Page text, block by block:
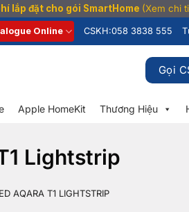
lắp đặt cho gói SmartHome (Xem chi
Online CSKH:058 3838 555
Gọi
Apple HomeKit Thương Hiệu
Lightstrip
AQARA T1 LIGHTSTRIP